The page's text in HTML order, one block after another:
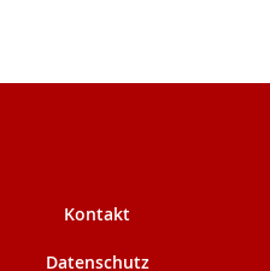
Kontakt
Datenschutz